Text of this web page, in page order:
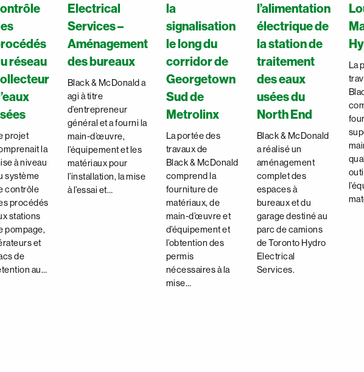
réseau
projet
la
à niveau
système
contrôle
procédés
stations
pompage,
et
de
au…
Electrical
Services –
Aménagement
des bureaux
Black & McDonald a
agi à titre
d’entrepreneur
général et a fourni la
main-d’œuvre,
l’équipement et les
matériaux pour
l’installation, la mise
à l’essai et…
la
signalisation
le long du
corridor de
Georgetown
Sud de
Metrolinx
La portée des
travaux de
Black & McDonald
comprend la
fourniture de
matériaux, de
main-d’œuvre et
d’équipement et
l’obtention des
permis
nécessaires à la
mise…
l’alimentation
électrique de
la station de
traitement
des eaux
usées du
North End
Black & McDonald
a réalisé un
aménagement
complet des
espaces à
bureaux et du
garage destiné au
parc de camions
de Toronto Hydro
Electrical
Services.
La